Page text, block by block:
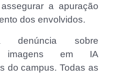
a apuração
dos envolvidos.
denúncia sobre
imagens em IA
do campus. Todas as